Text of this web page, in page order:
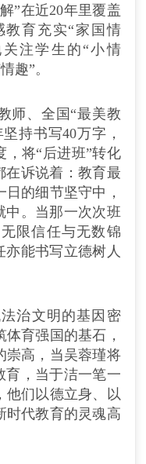
”在近20年里覆盖
育充实“家国情
注学生的“小情
趣”。
、全国“最美教
持书写40万字，
，将“后进班”转化
在诉说着：教育最
的细节坚守中，
中。当那一次次班
限信任与无数锦
亦能书写立德树人
治文明的基因密
育强国的基石，
崇高，当吴蓉瑾将
育，当于洁一笔一
他们以德立身、以
时代教育的灵魂高